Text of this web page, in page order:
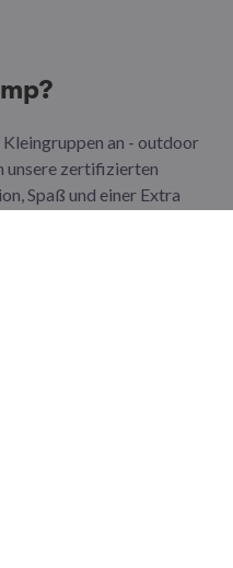
an - outdoor
unsere zertifizierten
Spaß und einer Extra